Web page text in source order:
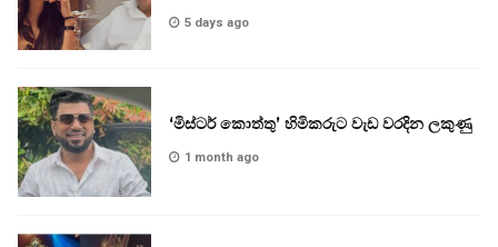
5 days ago
‘මිස්ටර් කොත්තු’ හිමිකරුට වැඩ වරදින ලකුණු
1 month ago